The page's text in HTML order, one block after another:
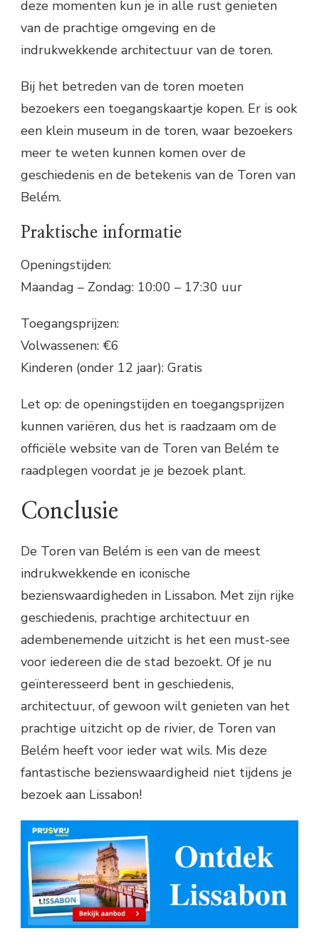
deze momenten kun je in alle rust genieten
van de prachtige omgeving en de
indrukwekkende architectuur van de toren.
Bij het betreden van de toren moeten
bezoekers een toegangskaartje kopen. Er is ook
een klein museum in de toren, waar bezoekers
meer te weten kunnen komen over de
geschiedenis en de betekenis van de Toren van
Belém.
Praktische informatie
Openingstijden:
Maandag – Zondag: 10:00 – 17:30 uur
Toegangsprijzen:
Volwassenen: €6
Kinderen (onder 12 jaar): Gratis
Let op: de openingstijden en toegangsprijzen
kunnen variëren, dus het is raadzaam om de
officiële website van de Toren van Belém te
raadplegen voordat je je bezoek plant.
Conclusie
De Toren van Belém is een van de meest
indrukwekkende en iconische
bezienswaardigheden in Lissabon. Met zijn rijke
geschiedenis, prachtige architectuur en
adembenemende uitzicht is het een must-see
voor iedereen die de stad bezoekt. Of je nu
geïnteresseerd bent in geschiedenis,
architectuur, of gewoon wilt genieten van het
prachtige uitzicht op de rivier, de Toren van
Belém heeft voor ieder wat wils. Mis deze
fantastische bezienswaardigheid niet tijdens je
bezoek aan Lissabon!